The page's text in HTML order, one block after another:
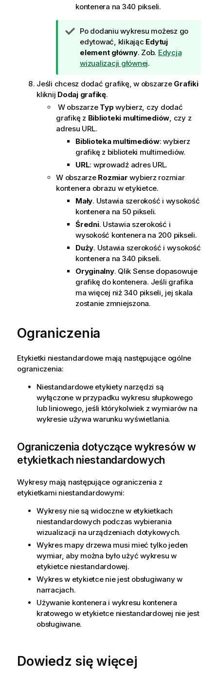
kontenera na 340 pikseli.
W
s
k
a
ó
w
k
a
Po dodaniu wykresu możesz go
edytować, klikając Edytuj
element główny. Zob. Edycja
wizualizacji głównej.
Jeśli chcesz dodać grafikę, w obszarze Grafiki
kliknij Dodaj grafikę.
W obszarze Typ wybierz, czy dodać
grafikę z Biblioteki multimediów, czy z
adresu URL.
Biblioteka multimediów: wybierz
grafikę z biblioteki multimediów.
URL: wprowadź adres URL.
W obszarze Rozmiar wybierz rozmiar
kontenera obrazu w etykietce.
Mały. Ustawia szerokość i wysokość
kontenera na 50 pikseli.
Średni. Ustawia szerokość i
wysokość kontenera na 200 pikseli.
Duży. Ustawia szerokość i wysokość
kontenera na 340 pikseli.
Oryginalny. Qlik Sensedopasowuje
grafikę do kontenera. Jeśli grafika
ma więcej niż 340 pikseli, jej skala
zostanie zmniejszona.
Ograniczenia
Etykietki niestandardowe mają następujące ogólne
ograniczenia:
Niestandardowe etykiety narzędzi są
wyłączone w przypadku wykresu słupkowego
lub liniowego, jeśli którykolwiek z wymiarów na
wykresie używa warunku wyświetlania.
Ograniczenia dotyczące wykresów w
etykietkach niestandardowych
Wykresy mają następujące ograniczenia z
etykietkami niestandardowymi:
Wykresy nie są widoczne w etykietkach
niestandardowych podczas wybierania
wizualizacji na urządzeniach dotykowych.
Wykres mapy drzewa musi mieć tylko jeden
wymiar, aby można było użyć wykresu w
etykietce niestandardowej.
Wykres w etykietce nie jest obsługiwany w
narracjach.
Używanie kontenera i wykresu kontenera
kratowego w etykietce niestandardowej nie jest
obsługiwane.
Dowiedz się więcej